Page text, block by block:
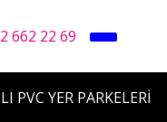
662 22 69
PVC YER PARKELERİ